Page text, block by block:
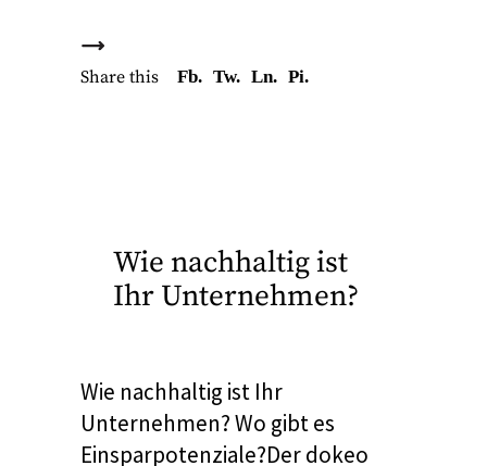
Share this Fb. Tw. Ln. Pi.
Wie nachhaltig ist
Ihr Unternehmen?
Wie nachhaltig ist Ihr
Unternehmen? Wo gibt es
Einsparpotenziale?Der dokeo